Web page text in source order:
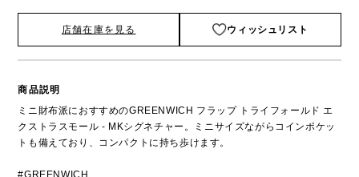
店舗在庫を見る ウィッシュリスト
商品説明
ミニ財布派におすすめのGREENWICH フラップ トライフォールド エ
クストラスモール - MKシグネチャー。ミニサイズながらコインポケッ
トも備えており、コンパクトに持ち歩けます。